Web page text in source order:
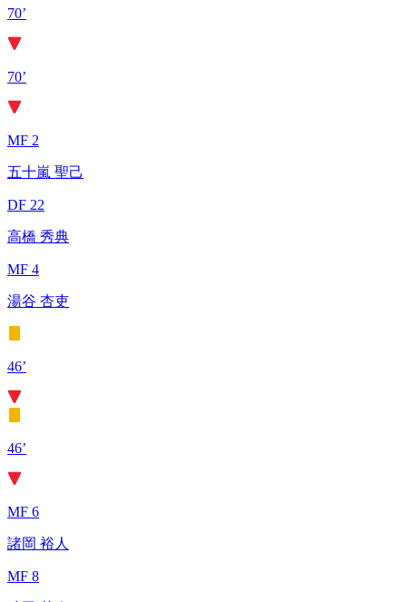
70’
70’
MF 2
五十嵐 聖己
DF 22
高橋 秀典
MF 4
湯谷 杏吏
46’
46’
MF 6
諸岡 裕人
MF 8